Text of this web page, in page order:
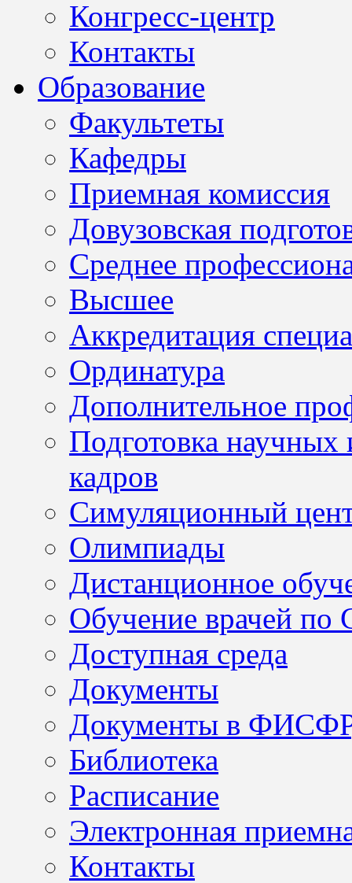
Конгресс-центр
Контакты
Образование
Факультеты
Кафедры
Приемная комиссия
Довузовская
Среднее
Высшее
Аккредитация
Ординатура
Дополнительное
Подготовка научных
кадров
Симуляционный
Олимпиады
Дистанционное
Обучение врачей по
Доступная среда
Документы
Документы в
Библиотека
Расписание
Электронная
Контакты